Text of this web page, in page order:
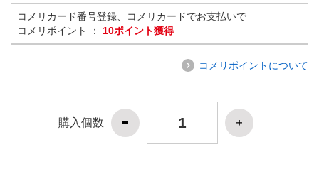
コメリカード番号登録、コメリカードでお支払いで
コメリポイント ： 10ポイント獲得
コメリポイントについて
購入個数